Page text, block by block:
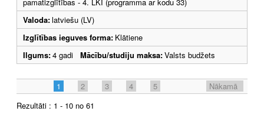
Valoda:latviešu (LV)
Izglītības ieguves forma: Klātiene
Ilgums:4 gadi Mācību/studiju maksa:Valsts budžets
1 2 3 4 5
Nākamā
Rezultāti : 1 - 10 no 61